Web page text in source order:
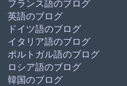
フランス語のブログ
英語のブログ
ドイツ語のブログ
イタリア語のブログ
ポルトガル語のブログ
ロシア語のブログ
韓国のブログ